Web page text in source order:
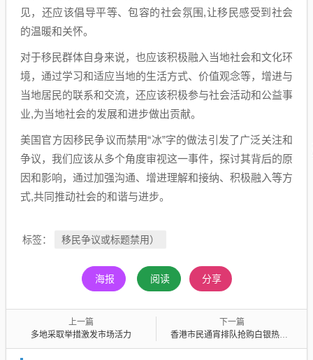
见，还应该倡导平等、包容的社会氛围,让移民感受到社会
的温暖和关怀。
对于移民群体自身来说，也应该积极融入当地社会和文化环
境，通过学习和适应当地的生活方式、价值观念等，增进与
当地居民的联系和交流，还应该积极参与社会活动和公益事
业,为当地社会的发展和进步做出贡献。
美国官方因移民争议而禁用“冰”字的做法引发了广泛关注和
争议，我们应该从多个角度审视这一事件，探讨其背后的原
因和影响，通过加强沟通、增进理解和接纳、积极融入等方
式,共同推动社会的和谐与进步。
标签： 移民争议或标题禁用）
海报 阅读 分享
上一篇
多地采取举措激发市场活力
下一篇
香港市民通宵排队抢购白银热潮涌动